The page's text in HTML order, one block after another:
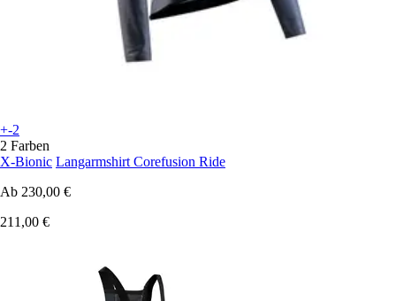
+-2
2 Farben
X-Bionic Langarmshirt Corefusion Ride
Ab 230,00 €
211,00 €